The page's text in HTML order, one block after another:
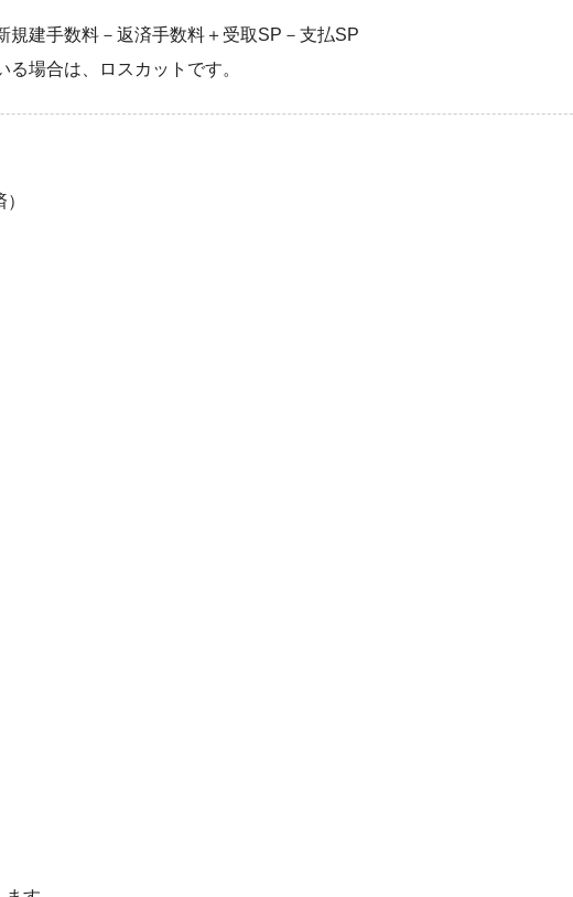
規建手数料－返済手数料＋受取SP－支払SP
場合は、ロスカットです。